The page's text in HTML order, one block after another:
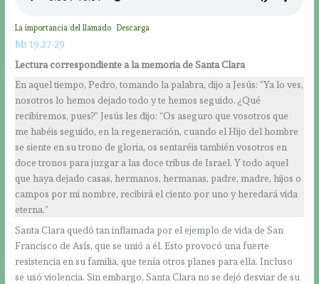
La importancia del llamado Descarga
Mt 19,27-29
Lectura correspondiente a la memoria de Santa Clara
En aquel tiempo, Pedro, tomando la palabra, dijo a Jesús: “Ya lo ves,
nosotros lo hemos dejado todo y te hemos seguido. ¿Qué
recibiremos, pues?” Jesús les dijo: “Os aseguro que vosotros que
me habéis seguido, en la regeneración, cuando el Hijo del hombre
se siente en su trono de gloria, os sentaréis también vosotros en
doce tronos para juzgar a las doce tribus de Israel. Y todo aquel
que haya dejado casas, hermanos, hermanas, padre, madre, hijos o
campos por mi nombre, recibirá el ciento por uno y heredará vida
eterna.”
Santa Clara quedó tan inflamada por el ejemplo de vida de San
Francisco de Asís, que se unió a él. Esto provocó una fuerte
resistencia en su familia, que tenía otros planes para ella. Incluso
se usó violencia. Sin embargo, Santa Clara no se dejó desviar de su